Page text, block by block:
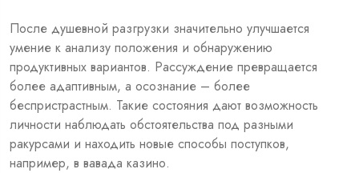
После душевной разгрузки значительно улучшается
умение к анализу положения и обнаружению
продуктивных вариантов. Рассуждение превращается
более адаптивным, а осознание – более
беспристрастным. Такие состояния дают возможность
личности наблюдать обстоятельства под разными
ракурсами и находить новые способы поступков,
например, в вавада казино.